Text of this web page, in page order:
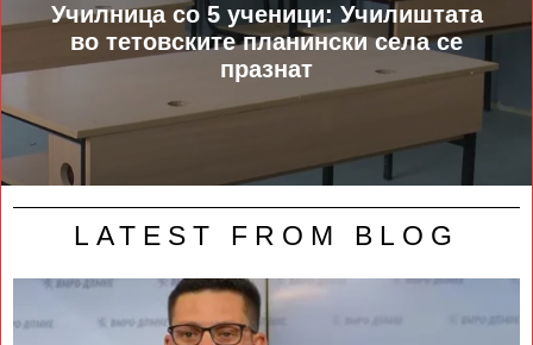
Училница со 5 ученици: Училиштата
во тетовските планински села се
празнат
LATEST FROM BLOG